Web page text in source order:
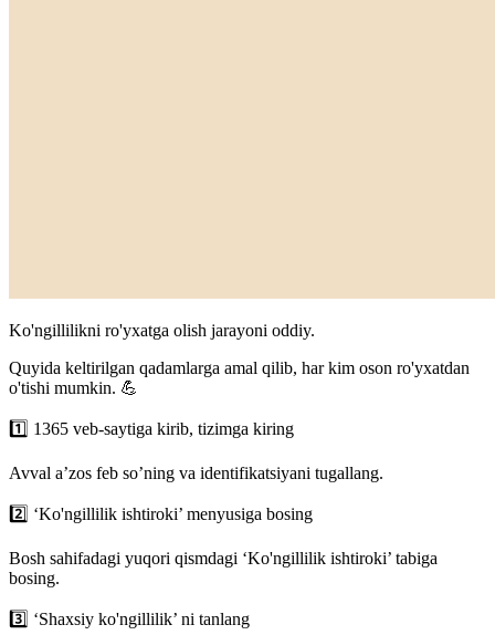
Ko'ngillilikni ro'yxatga olish jarayoni oddiy.
Quyida keltirilgan qadamlarga amal qilib, har kim oson ro'yxatdan
o'tishi mumkin. 💪
1️⃣ 1365 veb-saytiga kirib, tizimga kiring
Avval a’zos feb so’ning va identifikatsiyani tugallang.
2️⃣ ‘Ko'ngillilik ishtiroki’ menyusiga bosing
Bosh sahifadagi yuqori qismdagi ‘Ko'ngillilik ishtiroki’ tabiga
bosing.
3️⃣ ‘Shaxsiy ko'ngillilik’ ni tanlang